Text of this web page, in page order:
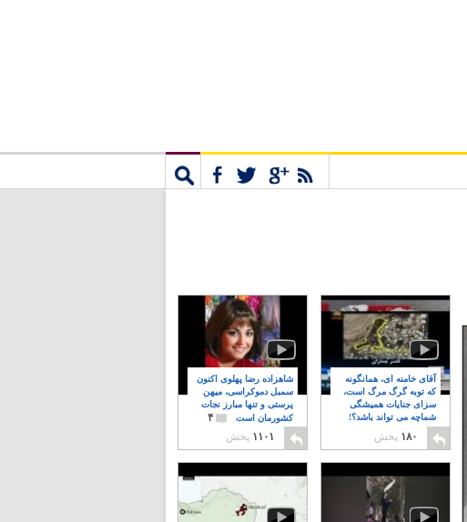
شاهزاده رضا پهلوی اکنون
سمبل دموکراسی، میهن
پرستی و تنها مبارز نجات
کشورمان است
۴
۱۱۰۱ پخش
آقای خامنه ای، همانگونه
که توبه گرگ مرگ است،
سزای جنایات همیشگی
شماچه می تواند باشد؟!
۸
۱۸۰ پخش